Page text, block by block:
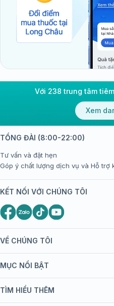
Với 238 trung tâm
Xem
VỀ CHÚNG TÔI
Giới thiệu Tiêm Chủng FPT
bán hàng
MỤC NỔI BẬT
Danh mục vắc xin
TÌM HIỂU THÊM
TỔNG ĐÀI (8:00-22:00)
Tư vấn và đặt hẹn
Góp ý chất lượng dịch vụ và Hỗ trợ
KẾT NỐI VỚI CHÚNG TÔI